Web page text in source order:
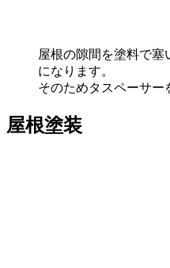
屋根の隙間を塗料で塞
になります。
そのためタスペーサー
屋根塗装